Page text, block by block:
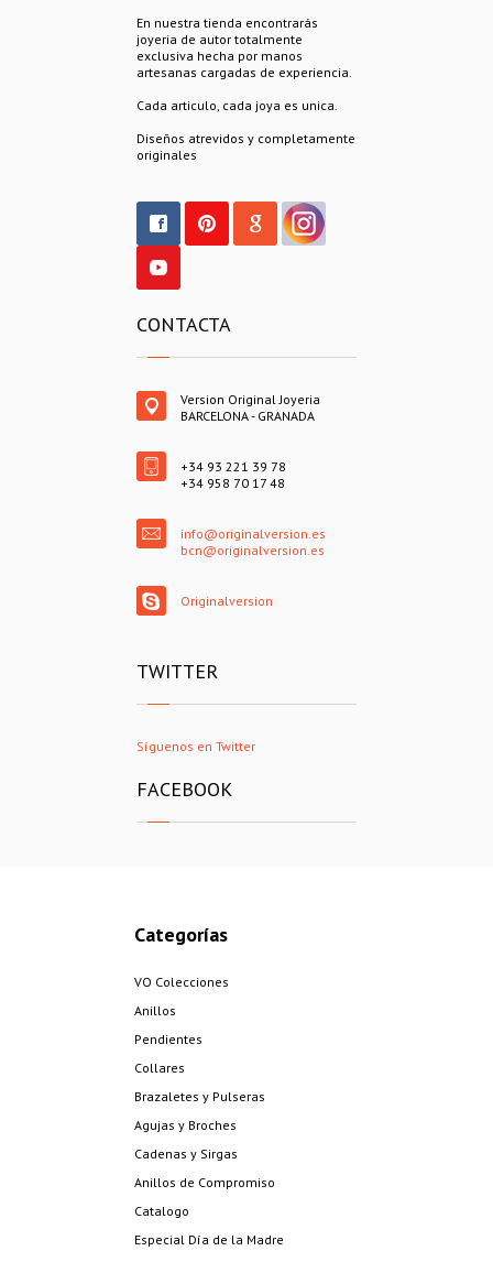
En nuestra tienda encontrarás
joyeria de autor totalmente
exclusiva hecha por manos
artesanas cargadas de experiencia.
Cada articulo, cada joya es unica.
Diseños atrevidos y completamente
originales
CONTACTA
Version Original Joyeria
BARCELONA - GRANADA
+34 93 221 39 78
+34 958 70 17 48
info@originalversion.es
bcn@originalversion.es
Originalversion
TWITTER
Síguenos en Twitter
FACEBOOK
Categorías
VO Colecciones
Anillos
Pendientes
Collares
Brazaletes y Pulseras
Agujas y Broches
Cadenas y Sirgas
Anillos de Compromiso
Catalogo
Especial Día de la Madre